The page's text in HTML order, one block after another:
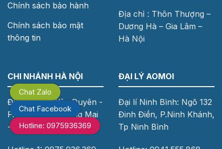
Chính sách bảo hành
Chính sách bảo mật
thông tin
Địa chỉ : Thôn Thượng –
Dương Hà – Gia Lâm –
Hà Nội
CHI NHÁNH HÀ NỘI
Địa chỉ: 242 Yên Duyên -
P.Yên Sở - Q.Hoàng Mai
- Tp Hà Nội
ĐẠI LÝ AOMOI
Đại lí Ninh Bình: Ngõ 132
Đinh Điền, P.Ninh Khánh,
Tp Ninh Bình
Chat Zalo
Chat Facebook
Hotline: 0975936369